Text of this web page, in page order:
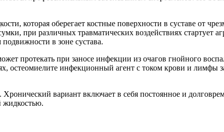
которая оберегает костные поверхности в суставе от
при различных травматических воздействиях стартует
в зоне сустава.
протекать при заносе инфекции из очагов гнойного
остеомиелите инфекционный агент с током крови и лимфы
вариант включает в себя постоянное и
жидкостью.